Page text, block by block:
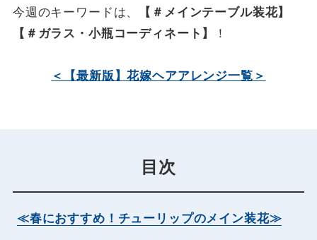
今週のキーワードは、
【＃メインテーブル装花】
【＃ガラス・小瓶コーディネート】
！
＜【最新版】花嫁ヘアアレンジ一覧＞
目次
≪春におすすめ！チューリップのメイン装花≫